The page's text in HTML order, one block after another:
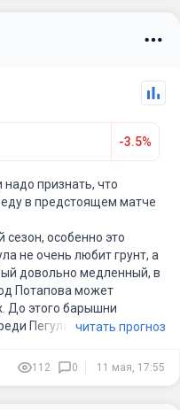
-3.5%
надо признать, что
в предстоящем матче
особенно это
не очень любит грунт, а
довольно медленный, в
Потапова может
До этого барышни
Пегула со счётом 5-0,
над топовой
читать прогноз
112 0 11 мая, 17:55